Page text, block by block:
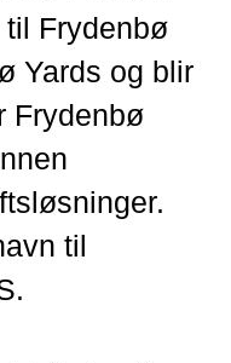
Frydenbø
Yards og blir
Frydenbø
.
til